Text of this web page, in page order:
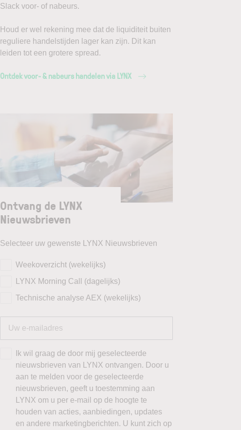
Slack voor- of nabeurs.
Houd er wel rekening mee dat de liquiditeit buiten
reguliere handelstijden lager kan zijn. Dit kan
leiden tot een grotere spread.
Ontdek voor- & nabeurs handelen via LYNX
Ontvang de LYNX
Nieuwsbrieven
Selecteer uw gewenste LYNX Nieuwsbrieven
Weekoverzicht (wekelijks)
LYNX Morning Call (dagelijks)
Technische analyse AEX (wekelijks)
Ik wil graag de door mij geselecteerde
nieuwsbrieven van LYNX ontvangen. Door u
aan te melden voor de geselecteerde
nieuwsbrieven, geeft u toestemming aan
LYNX om u per e-mail op de hoogte te
houden van acties, aanbiedingen, updates
en andere marketingberichten. U kunt zich op